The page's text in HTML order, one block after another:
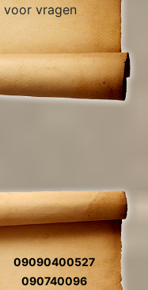
voor vragen
09090400527
090740096